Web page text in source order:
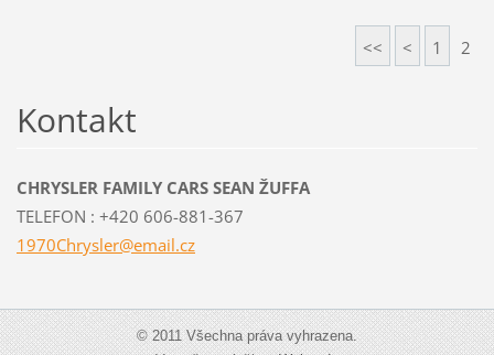
<< < 1 2
Kontakt
CHRYSLER FAMILY CARS SEAN ŽUFFA
TELEFON : +420 606-881-367
1970Chrysler@email.cz
© 2011 Všechna práva vyhrazena.